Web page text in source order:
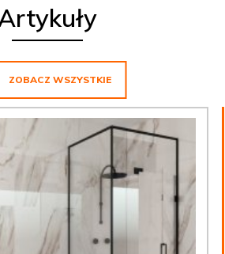
ZOBACZ WSZYSTKIE